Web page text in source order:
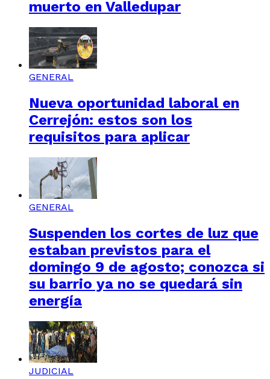
muerto en Valledupar
GENERAL
Nueva oportunidad laboral en
Cerrejón: estos son los
requisitos para aplicar
GENERAL
Suspenden los cortes de luz que
estaban previstos para el
domingo 9 de agosto; conozca si
su barrio ya no se quedará sin
energía
JUDICIAL